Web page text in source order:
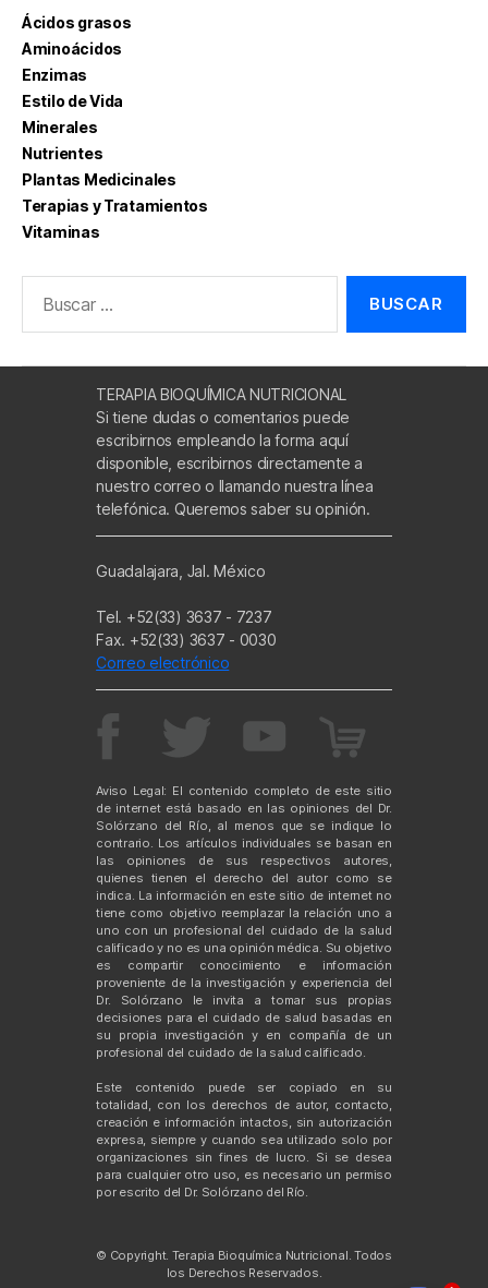
Ácidos grasos
Aminoácidos
Enzimas
Estilo de Vida
Minerales
Nutrientes
Plantas Medicinales
Terapias y Tratamientos
Vitaminas
TERAPIA BIOQUÍMICA NUTRICIONAL
Si tiene dudas o comentarios puede
escribirnos empleando la forma aquí
disponible, escribirnos directamente a
nuestro correo o llamando nuestra línea
telefónica. Queremos saber su opinión.
Guadalajara, Jal. México
Tel. +52(33) 3637 - 7237
Fax. +52(33) 3637 - 0030
Correo electrónico
Aviso Legal: El contenido completo de este sitio
de internet está basado en las opiniones del Dr.
Solórzano del Río, al menos que se indique lo
contrario. Los artículos individuales se basan en
las opiniones de sus respectivos autores,
quienes tienen el derecho del autor como se
indica. La información en este sitio de internet no
tiene como objetivo reemplazar la relación uno a
uno con un profesional del cuidado de la salud
calificado y no es una opinión médica. Su objetivo
es compartir conocimiento e información
proveniente de la investigación y experiencia del
Dr. Solórzano le invita a tomar sus propias
decisiones para el cuidado de salud basadas en
su propia investigación y en compañía de un
profesional del cuidado de la salud calificado.
Este contenido puede ser copiado en su
totalidad, con los derechos de autor, contacto,
creación e información intactos, sin autorización
expresa, siempre y cuando sea utilizado solo por
organizaciones sin fines de lucro. Si se desea
para cualquier otro uso, es necesario un permiso
por escrito del Dr. Solórzano del Río.
© Copyright. Terapia Bioquímica Nutricional. Todos
los Derechos Reservados.